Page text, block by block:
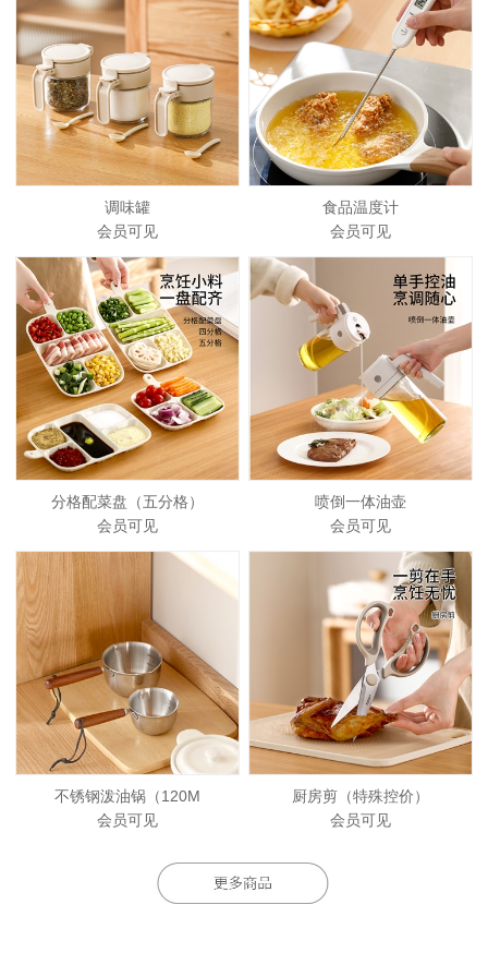
调味罐
会员可见
食品温度计
会员可见
分格配菜盘（五分格）
会员可见
喷倒一体油壶
会员可见
不锈钢泼油锅（120M
会员可见
厨房剪（特殊控价）
会员可见